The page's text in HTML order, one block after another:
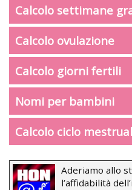
Calcolo settimane
Calcolo ovulazione
Calcolo giorni fertili
Nomi per bambini
Calcolo ciclo
Aderiamo allo
l’affidabilità